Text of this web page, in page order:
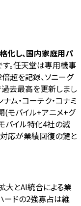
化し、国内家庭用パ
す。任天堂は専用機事
超を記録、ソニーグ
去最高を更新しまし
ム・コーテク・コナミ
(モバイル+アニメ+グ
バイル特化4社の減
応が業績回復の鍵と
大とAI統合による業
ードの2強寡占は維